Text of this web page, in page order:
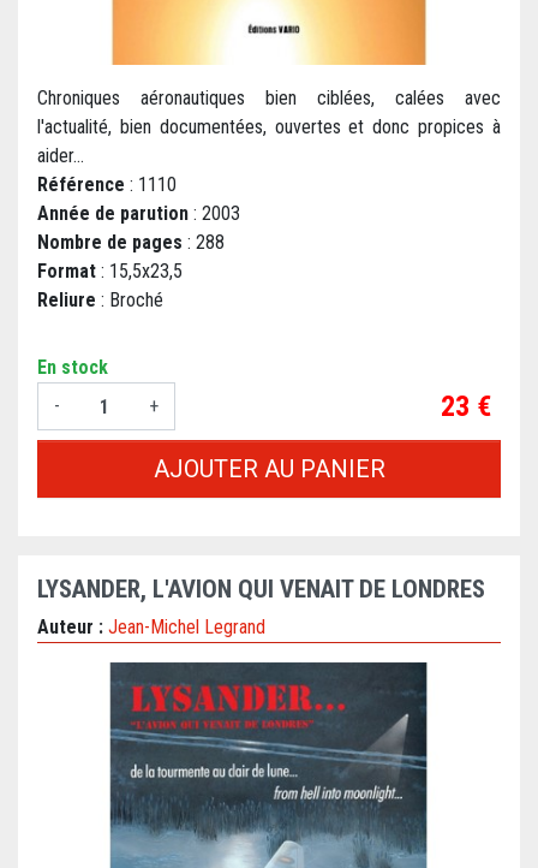
Chroniques aéronautiques bien ciblées, calées avec
l'actualité, bien documentées, ouvertes et donc propices à
aider...
Référence : 1110
Année de parution : 2003
Nombre de pages : 288
Format : 15,5x23,5
Reliure : Broché
En stock
-
+ Prix
23 €
AJOUTER AU PANIER
LYSANDER, L'AVION QUI VENAIT DE LONDRES
Auteur : Jean-Michel Legrand